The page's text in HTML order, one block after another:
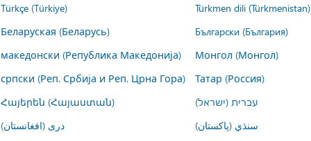
Türkçe (Türkiye) Türkmen dili (Türkmenistan)
Беларуская (Беларусь) Български (България)
македонски (Република Македонија) Монгол (Монгол)
српски (Реп. Србија и Реп. Црна Гора) Татар (Россия)
Հայերեն (Հայաստան) עברית (ישראל)
درى (افغانستان) سنڌي (پاکستان)